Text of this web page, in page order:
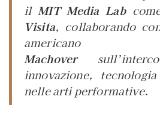
il MIT Media Lab
Visita, collaborando
Machover
innovazione,
nelle arti performative.